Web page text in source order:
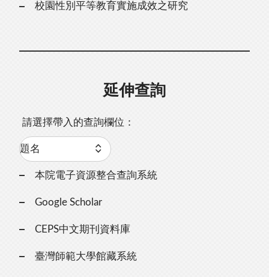
校園性別平等教育實施成效之研究
延伸查詢
請選擇帶入的查詢欄位：
本院電子資源整合查詢系統
Google Scholar
CEPS中文期刊資料庫
臺灣師範大學館藏系統